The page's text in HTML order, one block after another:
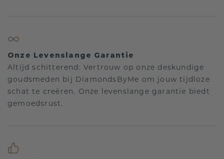
Onze Levenslange Garantie
Altijd schitterend: Vertrouw op onze deskundige
goudsmeden bij DiamondsByMe om jouw tijdloze
schat te creëren. Onze levenslange garantie biedt
gemoedsrust.